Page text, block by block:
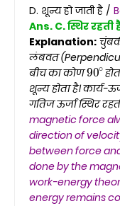
D. शून्य हो जाती है /
Ans. C. स्थिर
Explanation:
लंबवत
बीच का कोण90∘
शून्य होता है। कार्य-
गतिज ऊर्जा स्थिर
magnetic force
direction of
between force
done by the
work-energy
energy remains